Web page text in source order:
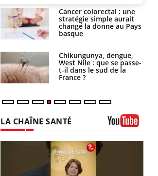
Cancer colorectal : une
stratégie simple aurait
changé la donne au Pays
basque
Chikungunya, dengue,
West Nile : que se passe-
t-il dans le sud de la
France ?
LA CHAÎNE SANTÉ